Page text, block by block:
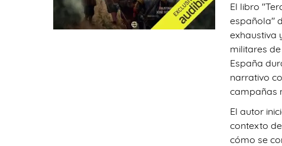
El libro
española"
exhaustiva
militares
España
narrativo
campañas
El autor
contexto
cómo se